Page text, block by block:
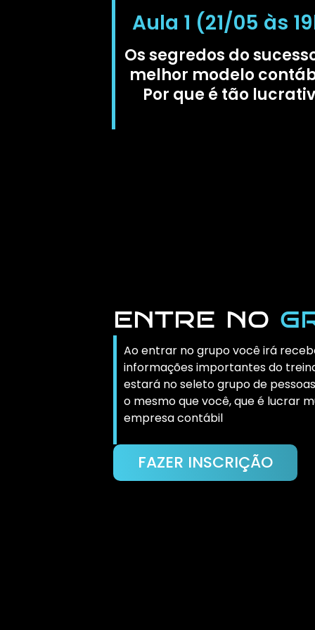
Aula 1 (21/05 às
Os segredos do
melhor modelo
Por que é tão
entre no
Ao entrar no grupo você irá
informações importantes do
estará no seleto grupo de
o mesmo que você, que é lucrar
empresa contábil
FAZER INSCRIÇÃO